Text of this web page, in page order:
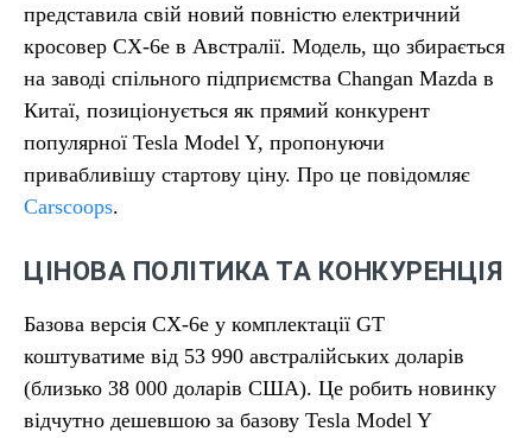
представила свій новий повністю електричний
кросовер CX-6e в Австралії. Модель, що збирається
на заводі спільного підприємства Changan Mazda в
Китаї, позиціонується як прямий конкурент
популярної Tesla Model Y, пропонуючи
привабливішу стартову ціну. Про це повідомляє
Carscoops.
ЦІНОВА ПОЛІТИКА ТА КОНКУРЕНЦІЯ
Базова версія CX-6e у комплектації GT
коштуватиме від 53 990 австралійських доларів
(близько 38 000 доларів США). Це робить новинку
відчутно дешевшою за базову Tesla Model Y